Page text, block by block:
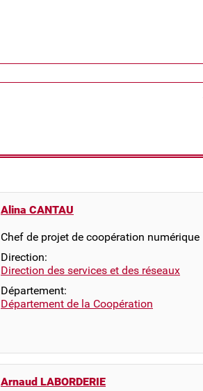
Alina CANTAU
Chef de projet de coopération numérique
Direction:
Direction des services et des réseaux
Département:
Département de la Coopération
Arnaud LABORDERIE